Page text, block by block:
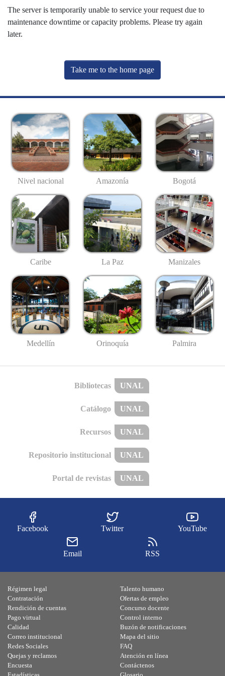
The server is temporarily unable to service your request due to
maintenance downtime or capacity problems. Please try again
later.
Take me to the home page
Nivel nacional Amazonía Bogotá
Caribe La Paz Manizales
Medellín Orinoquía Palmira
Bibliotecas UNAL
Catálogo UNAL
Recursos UNAL
Repositorio institucional UNAL
Portal de revistas UNAL
Facebook Twitter YouTube
Email RSS
Régimen legal
Contratación
Rendición de cuentas
Pago virtual
Calidad
Talento humano
Ofertas de empleo
Concurso docente
Control interno
Buzón de notificaciones
Correo institucional
Redes Sociales
Quejas y reclamos
Encuesta
Mapa del sitio
FAQ
Atención en línea
Contáctenos